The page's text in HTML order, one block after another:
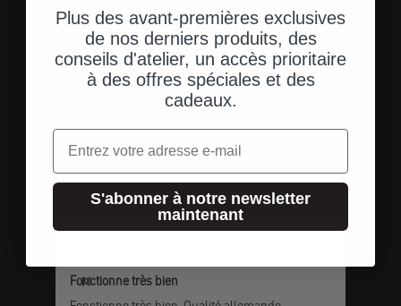
Une livraison rapide et directe à votre adresse.
Aller à l'élément 1
Aller à l'élément 2
Aller à l'élément 3
Témoignages de clients
M
Fonctionne très bien
Plus des avant-premières exclusives
de nos derniers produits, des
conseils d'atelier, un accès prioritaire
à des offres spéciales et des
cadeaux.
Email
S'abonner à notre newsletter
maintenant